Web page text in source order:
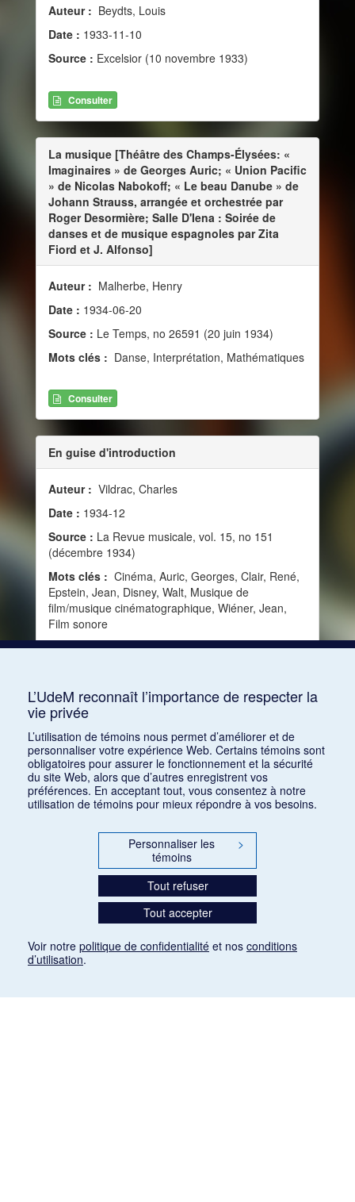
Auteur : Beydts, Louis
Date : 1933-11-10
Source : Excelsior (10 novembre 1933)
Consulter
La musique [Théâtre des Champs-Élysées: «
Imaginaires » de Georges Auric; « Union Pacific
» de Nicolas Nabokoff; « Le beau Danube » de
Johann Strauss, arrangée et orchestrée par
Roger Desormière; Salle D'Iena : Soirée de
danses et de musique espagnoles par Zita
Fiord et J. Alfonso]
Auteur : Malherbe, Henry
Date : 1934-06-20
Source : Le Temps, no 26591 (20 juin 1934)
Mots clés : Danse, Interprétation, Mathématiques
Consulter
En guise d'introduction
Auteur : Vildrac, Charles
Date : 1934-12
Source : La Revue musicale, vol. 15, no 151
(décembre 1934)
Mots clés : Cinéma, Auric, Georges, Clair, René,
Epstein, Jean, Disney, Walt, Musique de
film/musique cinématographique, Wiéner, Jean,
Film sonore
1 2
L’UdeM reconnaît l’importance de respecter la
vie privée
L’utilisation de témoins nous permet d’améliorer et de
personnaliser votre expérience Web. Certains témoins sont
obligatoires pour assurer le fonctionnement et la sécurité
du site Web, alors que d’autres enregistrent vos
préférences. En acceptant tout, vous consentez à notre
utilisation de témoins pour mieux répondre à vos besoins.
Personnaliser les
témoins
>
Tout refuser
Tout accepter
Voir notre politique de confidentialité et nos conditions
d’utilisation.